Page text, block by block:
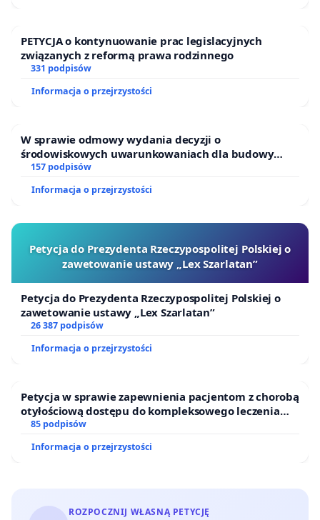
PETYCJA o kontynuowanie prac legislacyjnych
związanych z reformą prawa rodzinnego
331 podpisów
Informacja o przejrzystości
W sprawie odmowy wydania decyzji o
środowiskowych uwarunkowaniach dla budowy
zakładu wytwarzania biometanu „Krynki” w
Ostrowiu Południowym oraz ochrony mieszkańców i
Puszczy Knyszyńskiej
157 podpisów
Informacja o przejrzystości
Petycja do Prezydenta Rzeczypospolitej Polskiej o
zawetowanie ustawy „Lex Szarlatan”
Petycja do Prezydenta Rzeczypospolitej Polskiej o
zawetowanie ustawy „Lex Szarlatan”
26 387 podpisów
Informacja o przejrzystości
Petycja w sprawie zapewnienia pacjentom z chorobą
otyłościową dostępu do kompleksowego leczenia
oraz programów profilaktycznych.
85 podpisów
Informacja o przejrzystości
ROZPOCZNIJ WŁASNĄ PETYCJĘ